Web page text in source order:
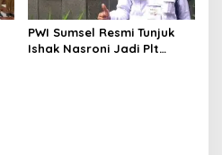
PWI Sumsel Resmi Tunjuk
Ishak Nasroni Jadi Plt